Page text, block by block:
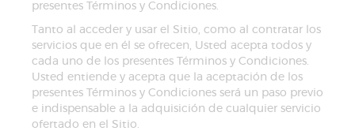
presentes Términos y Condiciones.
Tanto al acceder y usar el Sitio, como al contratar los
servicios que en él se ofrecen, Usted acepta todos y
cada uno de los presentes Términos y Condiciones.
Usted entiende y acepta que la aceptación de los
presentes Términos y Condiciones será un paso previo
e indispensable a la adquisición de cualquier servicio
ofertado en el Sitio.